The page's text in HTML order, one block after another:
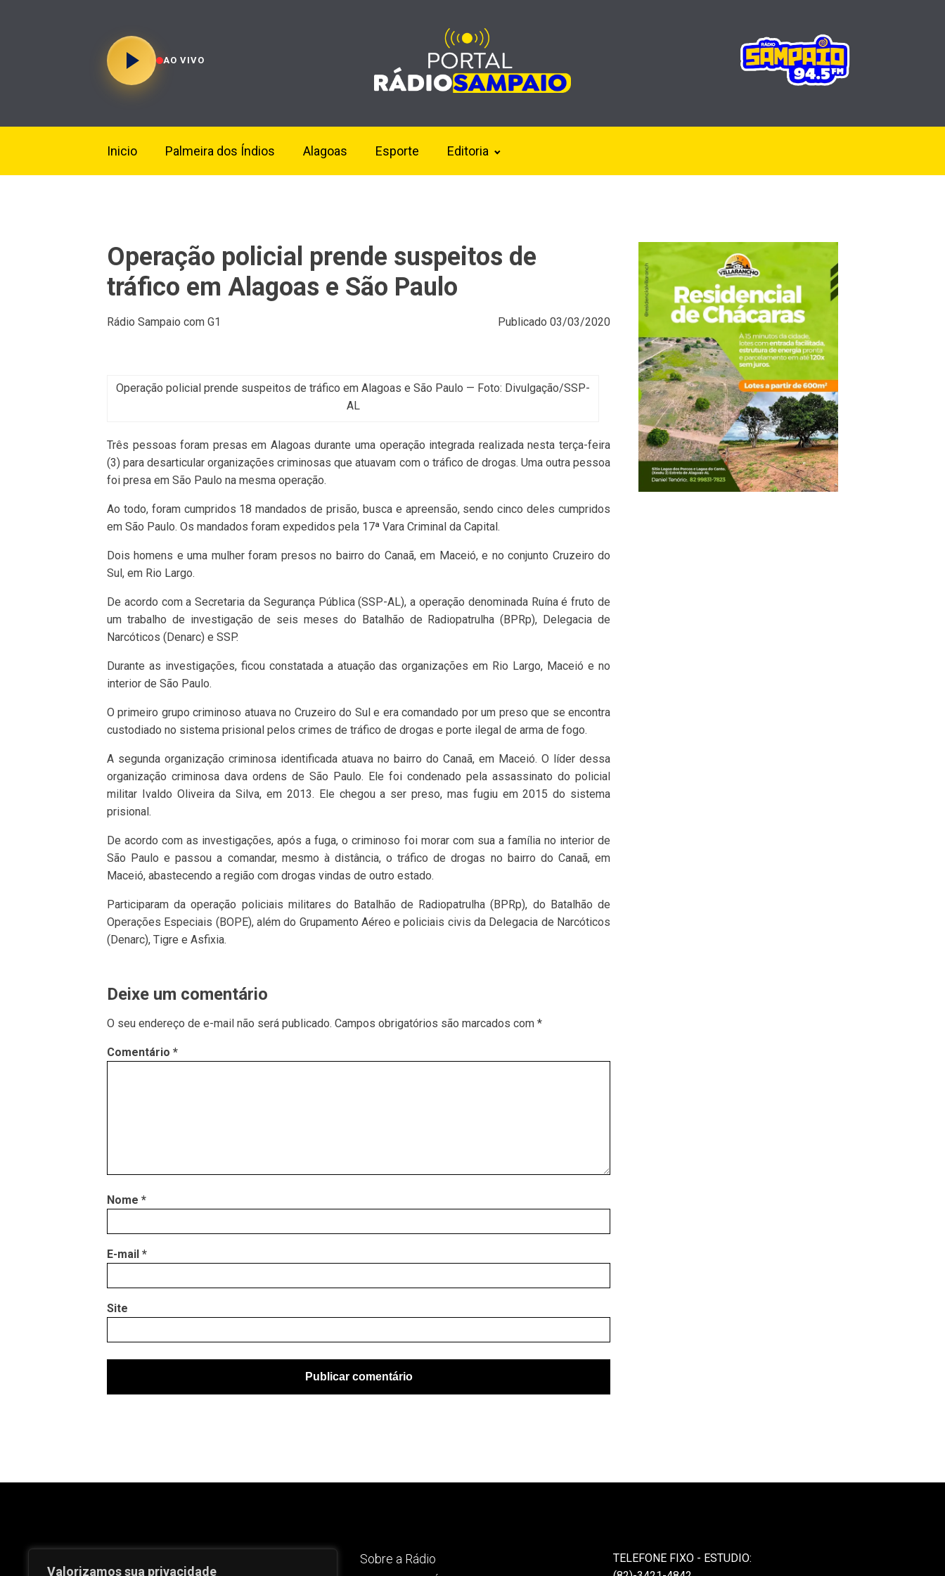
Valorizamos sua privacidade
AO VIVO
Inicio Palmeira dos Índios Alagoas Esporte Editoria
Operação policial prende suspeitos de
tráfico em Alagoas e São Paulo
Rádio Sampaio com G1 Publicado 03/03/2020
Operação policial prende suspeitos de tráfico em Alagoas e São Paulo — Foto: Divulgação/SSP-
AL
Três pessoas foram presas em Alagoas durante uma operação integrada realizada nesta terça-feira
(3) para desarticular organizações criminosas que atuavam com o tráfico de drogas. Uma outra pessoa
foi presa em São Paulo na mesma operação.
Ao todo, foram cumpridos 18 mandados de prisão, busca e apreensão, sendo cinco deles cumpridos
em São Paulo. Os mandados foram expedidos pela 17ª Vara Criminal da Capital.
Dois homens e uma mulher foram presos no bairro do Canaã, em Maceió, e no conjunto Cruzeiro do
Sul, em Rio Largo.
De acordo com a Secretaria da Segurança Pública (SSP-AL), a operação denominada Ruína é fruto de
um trabalho de investigação de seis meses do Batalhão de Radiopatrulha (BPRp), Delegacia de
Narcóticos (Denarc) e SSP.
Durante as investigações, ficou constatada a atuação das organizações em Rio Largo, Maceió e no
interior de São Paulo.
O primeiro grupo criminoso atuava no Cruzeiro do Sul e era comandado por um preso que se encontra
custodiado no sistema prisional pelos crimes de tráfico de drogas e porte ilegal de arma de fogo.
A segunda organização criminosa identificada atuava no bairro do Canaã, em Maceió. O líder dessa
organização criminosa dava ordens de São Paulo. Ele foi condenado pela assassinato do policial
militar Ivaldo Oliveira da Silva, em 2013. Ele chegou a ser preso, mas fugiu em 2015 do sistema
prisional.
De acordo com as investigações, após a fuga, o criminoso foi morar com sua a família no interior de
São Paulo e passou a comandar, mesmo à distância, o tráfico de drogas no bairro do Canaã, em
Maceió, abastecendo a região com drogas vindas de outro estado.
Participaram da operação policiais militares do Batalhão de Radiopatrulha (BPRp), do Batalhão de
Operações Especiais (BOPE), além do Grupamento Aéreo e policiais civis da Delegacia de Narcóticos
(Denarc), Tigre e Asfixia.
Deixe um comentário
O seu endereço de e-mail não será publicado. Campos obrigatórios são marcados com *
Comentário *
Nome *
E-mail *
Site
Sobre a Rádio
TELEFONE FIXO - ESTUDIO: